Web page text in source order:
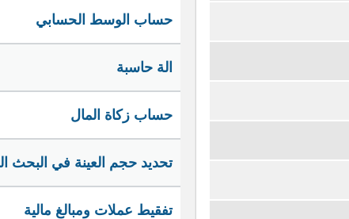
حساب الوسط الحسابي
الة حاسبة
حساب زكاة المال
تحديد حجم العينة في البحث
تفقيط عملات ومبالغ مالية